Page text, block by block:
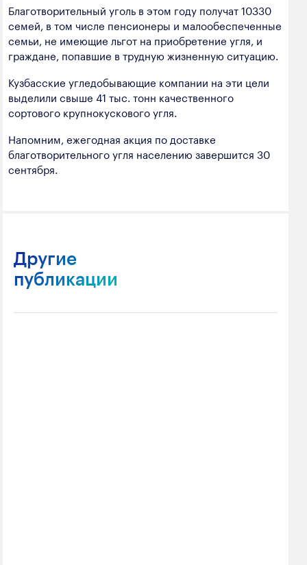
Благотворительный уголь в этом году получат 10330
семей, в том числе пенсионеры и малообеспеченные
семьи, не имеющие льгот на приобретение угля, и
граждане, попавшие в трудную жизненную ситуацию.
Кузбасские угледобывающие компании на эти цели
выделили свыше 41 тыс. тонн качественного
сортового крупнокускового угля.
Напомним, ежегодная акция по доставке
благотворительного угля населению завершится 30
сентября.
Другие
публикации